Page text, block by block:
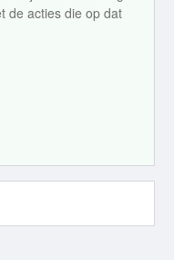
de acties die op dat